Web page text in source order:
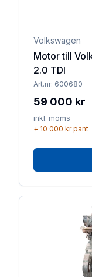
Volkswagen
Motor till
2.0 TDI
Art.nr: 600680
59 000 kr
inkl. moms
+ 10 000 krpant